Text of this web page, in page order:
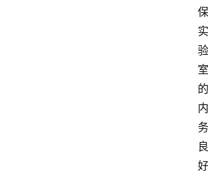
保
实
验
室
的
内
务
良
好